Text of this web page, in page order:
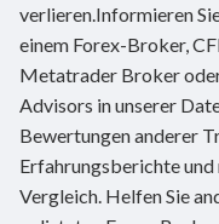
verlieren.Informieren
einem Forex-Broker,
Metatrader Broker
Advisors in unserer
Bewertungen anderer
Erfahrungsberichte und
Vergleich. Helfen Sie